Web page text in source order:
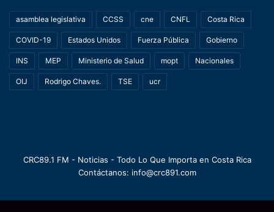
asamblea legislativa CCSS cne CNFL Costa Rica
COVID-19 Estados Unidos Fuerza Pública Gobierno
INS MEP Ministerio de Salud mopt Nacionales
OIJ Rodrigo Chaves. TSE ucr
CRC89.1 FM - Noticias - Todo Lo Que Importa en Costa Rica
Contáctanos: info@crc891.com